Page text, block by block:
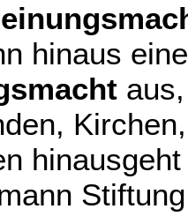
hinaus